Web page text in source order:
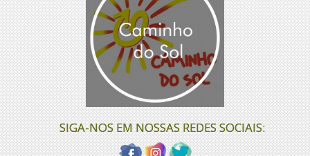
SIGA-NOS EM NOSSAS REDES SOCIAIS: